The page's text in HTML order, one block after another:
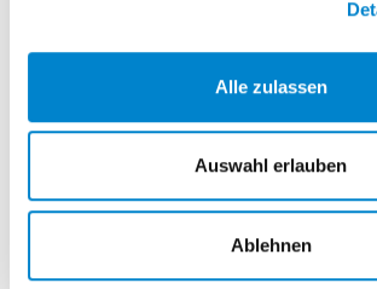
Alle zulassen
Auswahl erlauben
Ablehnen
Direkte Einbindung von steinau
Komfortable Steuerung per
Integrierter Taster für
Bedienung vor Ort
Flexible Nutzung mit mehreren